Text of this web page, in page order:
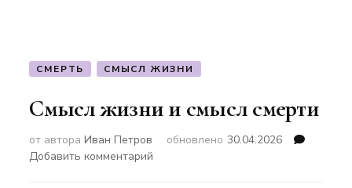
СМЕРТЬ СМЫСЛ ЖИЗНИ
Смысл жизни и смысл смерти
от автораИван Петров обновлено 30.04.2026
Добавить комментарий